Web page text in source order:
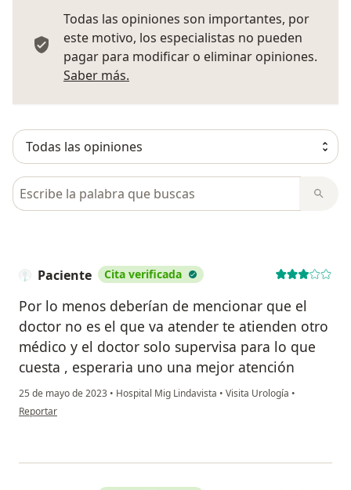
Todas las opiniones son importantes, por
este motivo, los especialistas no pueden
pagar para modificar o eliminar opiniones.
Saber más.
Busca en opiniones
Paciente Cita verificada
Por lo menos deberían de mencionar que el
doctor no es el que va atender te atienden otro
médico y el doctor solo supervisa para lo que
cuesta , esperaria uno una mejor atención
25 de mayo de 2023 • Hospital Mig Lindavista • Visita Urología •
en opinión del usuario Paciente
Reportar